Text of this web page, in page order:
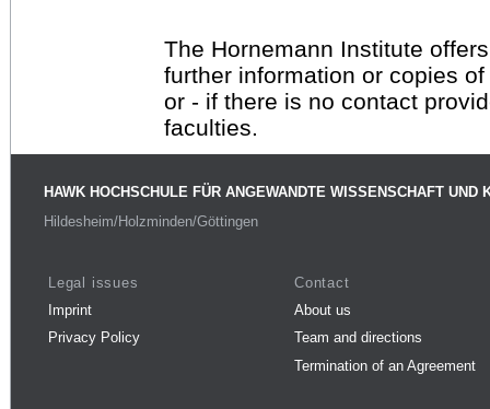
The Hornemann Institute
further information or copies
or - if there is no contact
faculties.
HAWK HOCHSCHULE FÜR ANGEWANDTE WISSENSCHAFT UND
Hildesheim/Holzminden/Göttingen
Legal issues
Imprint
Privacy Policy
Contact
About us
Team and directions
Termination of an Agreement